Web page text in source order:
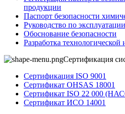
продукции
Паспорт безопасности
Руководство по эксплуатации
Обоснование безопасности
Разработка технологической
Сертификация
Сертификация ISO 9001
Сертификат OHSAS 18001
Сертификат ISO 22 000
Сертификат ИСО 14001